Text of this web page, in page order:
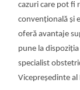
cazuri care pot fi
convențională și
oferă avantaje
pune la
specialist
Vicepreședinte al